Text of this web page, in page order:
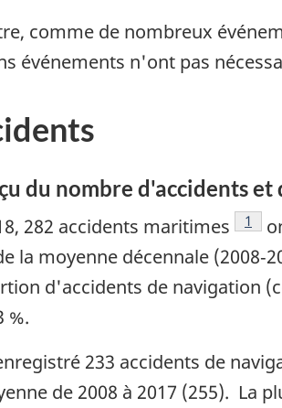
comme de nombreux
événements n'ont pas
du nombre d'accidents et
282 accidents maritimes Note
1
la moyenne décennale
d'accidents de navigation
%.
233 accidents de
de 2008 à 2017 (255). La